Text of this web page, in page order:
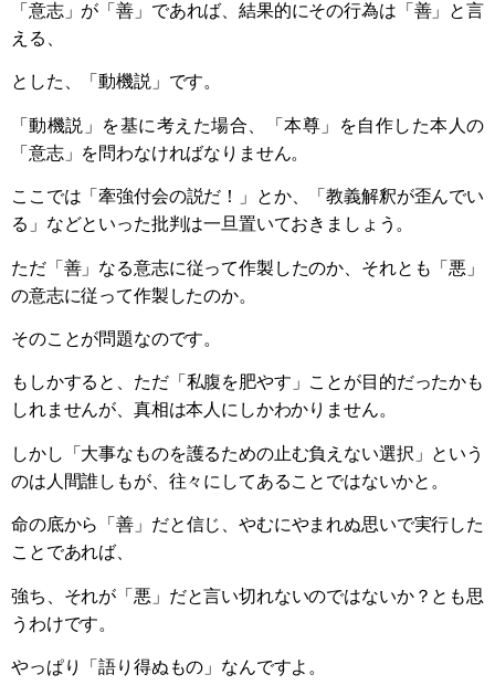
「意志」が「善」であれば、結果的にその行為は「善」と言
える、
とした、「動機説」です。
「動機説」を基に考えた場合、「本尊」を自作した本人の
「意志」を問わなければなりません。
ここでは「牽強付会の説だ！」とか、「教義解釈が歪んでい
る」などといった批判は一旦置いておきましょう。
ただ「善」なる意志に従って作製したのか、それとも「悪」
の意志に従って作製したのか。
そのことが問題なのです。
もしかすると、ただ「私腹を肥やす」ことが目的だったかも
しれませんが、真相は本人にしかわかりません。
しかし「大事なものを護るための止む負えない選択」という
のは人間誰しもが、往々にしてあることではないかと。
命の底から「善」だと信じ、やむにやまれぬ思いで実行した
ことであれば、
強ち、それが「悪」だと言い切れないのではないか？とも思
うわけです。
やっぱり「語り得ぬもの」なんですよ。